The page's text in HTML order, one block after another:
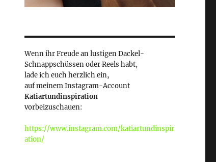
Wenn ihr Freude an lustigen Dackel-
Schnappschüssen oder Reels habt,
lade ich euch herzlich ein,
auf meinem Instagram-Account
Katiartundinspiration
vorbeizuschauen:
https://www.instagram.com/katiartundinspir
ation/